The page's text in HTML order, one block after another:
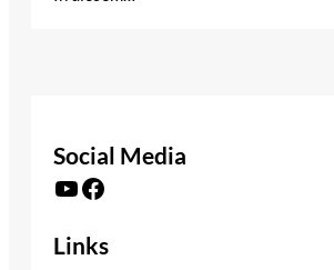
Social Media
YouTube Facebook
Links